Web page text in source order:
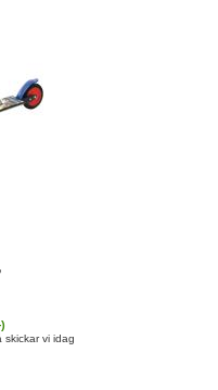
skickar vi idag